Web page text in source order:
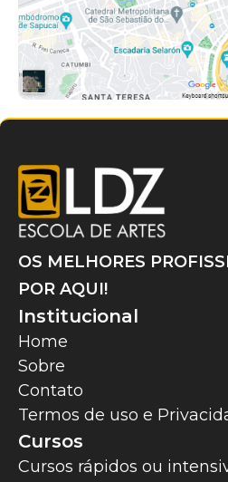
OS MELHORES
POR AQUI!
Institucional
Home
Sobre
Contato
Termos de uso e
Cursos
Cursos rápidos ou